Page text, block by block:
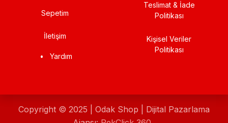
Sepetim
İletişim
• Yardım
Teslimat & İade
Politikası
Kişisel Veriler
Politikası
Copyright © 2025 | Odak Shop | Dijital Pazarlama